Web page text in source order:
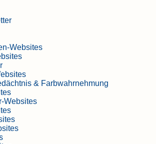
Websites
& Farbwahrnehmung
Websites